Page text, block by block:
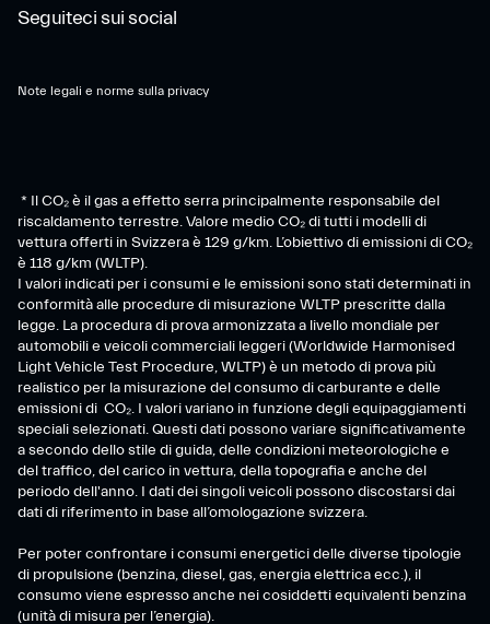
Seguiteci sui social
Note legali e norme sulla privacy
* Il CO₂ è il gas a effetto serra principalmente responsabile del
riscaldamento terrestre. Valore medio CO₂ di tutti i modelli di
vettura offerti in Svizzera è 129 g/km. L’obiettivo di emissioni di CO₂
è 118 g/km (WLTP).
I valori indicati per i consumi e le emissioni sono stati determinati in
conformità alle procedure di misurazione WLTP prescritte dalla
legge. La procedura di prova armonizzata a livello mondiale per
automobili e veicoli commerciali leggeri (Worldwide Harmonised
Light Vehicle Test Procedure, WLTP) è un metodo di prova più
realistico per la misurazione del consumo di carburante e delle
emissioni di CO₂. I valori variano in funzione degli equipaggiamenti
speciali selezionati. Questi dati possono variare significativamente
a secondo dello stile di guida, delle condizioni meteorologiche e
del traffico, del carico in vettura, della topografia e anche del
periodo dell'anno. I dati dei singoli veicoli possono discostarsi dai
dati di riferimento in base all’omologazione svizzera.
Per poter confrontare i consumi energetici delle diverse tipologie
di propulsione (benzina, diesel, gas, energia elettrica ecc.), il
consumo viene espresso anche nei cosiddetti equivalenti benzina
(unità di misura per l’energia).